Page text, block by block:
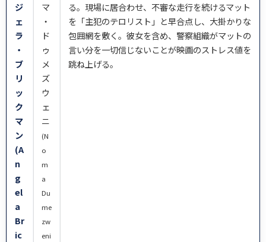
ジ
ェ
ラ
・
ブ
リ
ッ
ク
マ
ン
(A
n
g
el
a
Br
ic
マ
・
ド
ゥ
メ
ズ
ウ
ェ
ニ
(N
o
m
a
Du
me
zw
eni
る。現場に居合わせ、不審な走行を続けるマット
を「主犯のテロリスト」と早合点し、大掛かりな
包囲網を敷く。彼女を含め、警察組織がマットの
言い分を一切信じないことが映画のストレス値を
跳ね上げる。